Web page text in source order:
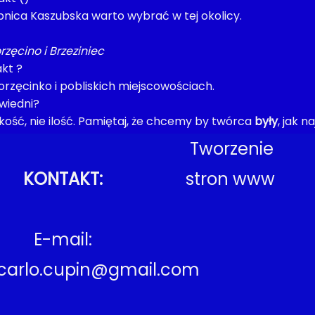
Kaszubska warto wybrać w tej okolicy.
i Brzeziniec
?
i pobliskich miejscowościach.
nie ilość. Pamiętaj, że chcemy by twórca były, jak
KONTAKT:
E-mail:
Tworzenie
stron www